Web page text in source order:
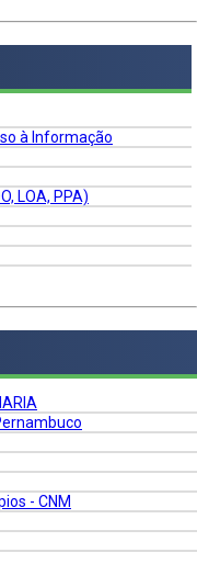
à Informação
LOA, PPA)
- CNM